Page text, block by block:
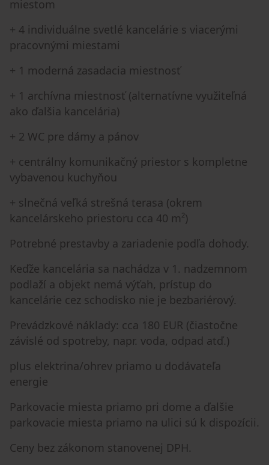
miestom
+ 4 individuálne svetlé kancelárie s viacerými
pracovnými miestami
+ 1 moderná zasadacia miestnosť
+ 1 archívna miestnosť (alternatívne využiteľná
ako ďalšia kancelária)
+ 2 WC pre dámy a pánov
+ centrálny komunikačný priestor s kompletne
vybavenou kuchyňou
+ slnečná veľká strešná terasa (okrem
kancelárskeho priestoru cca 40 m²)
Potrebné prestavby a zariadenie podľa dohody.
Keďže kancelária sa nachádza v 1. nadzemnom
podlaží a objekt nemá výťah, prístup do
kancelárie cez schodisko nie je bezbariérový.
Prevádzkové náklady: cca 180 EUR (čiastočne
závislé od spotreby, napr. voda, odpad atď.)
plus elektrina/ohrev priamo u dodávateľa
energie
Parkovacie miesta priamo pri dome a ďalšie
parkovacie miesta priamo na ulici sú k dispozícii.
Ceny bez zákonom stanovenej DPH.